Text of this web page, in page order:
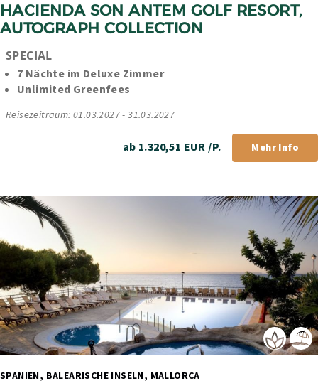
HACIENDA SON ANTEM GOLF RESORT,
AUTOGRAPH COLLECTION
SPECIAL
7 Nächte im Deluxe Zimmer
Unlimited Greenfees
Reisezeitraum: 01.03.2027 - 31.03.2027
ab 1.320,51 EUR /P. Mehr Info